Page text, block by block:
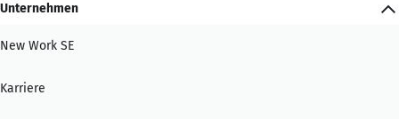
Unternehmen
New Work SE
Karriere